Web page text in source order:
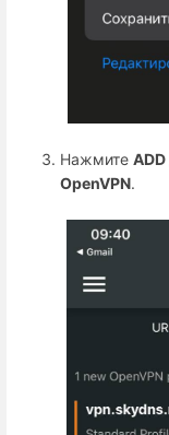
Нажмите ADD
OpenVPN.